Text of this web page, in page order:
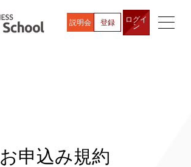
説明会 登録
ログイ
ン
お申込み規約